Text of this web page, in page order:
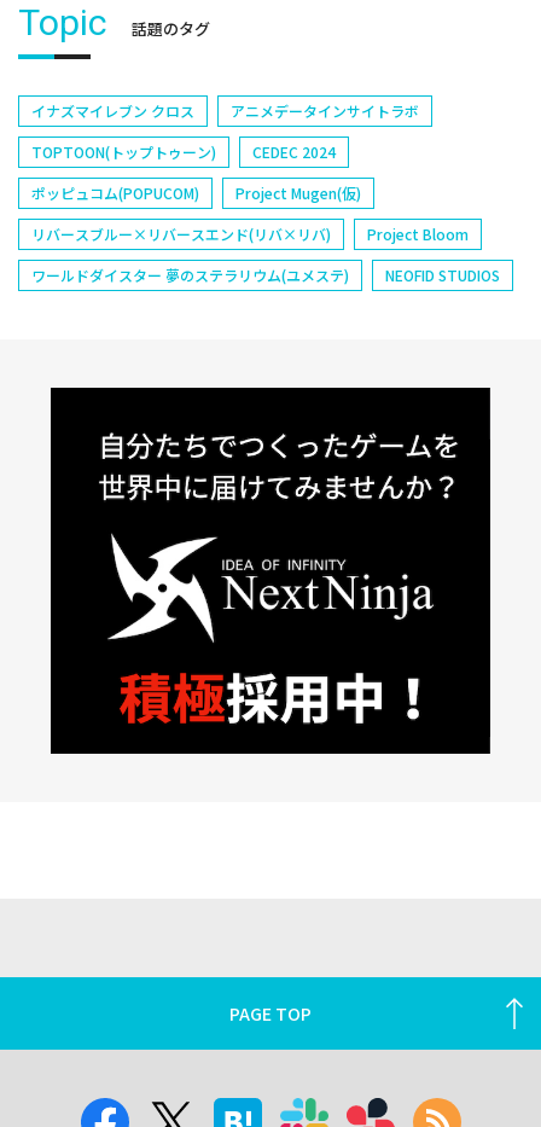
Topic 話題のタグ
イナズマイレブン クロス
アニメデータインサイトラボ
TOPTOON(トップトゥーン)
CEDEC 2024
ポッピュコム(POPUCOM)
Project Mugen(仮)
リバースブルー×リバースエンド(リバ×リバ)
Project Bloom
ワールドダイスター 夢のステラリウム(ユメステ)
NEOFID STUDIOS
PAGE TOP